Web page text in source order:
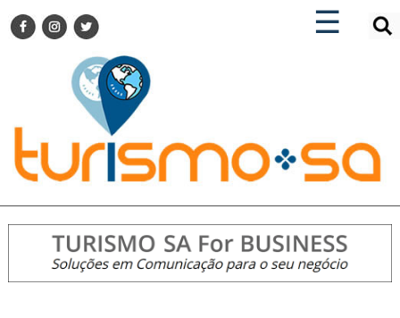
☰
×
TURISMO SA FOR BUSINESS
DESTINOS NACIONAIS
DESTINOS INTERNACIONAIS
CITY BREAK
TURISMO E MERCADO
EVENTOS
HOTELARIA
×
ENCONTRE SUA NOTÍCIA